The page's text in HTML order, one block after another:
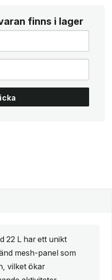
finns i lager
22 L har ett unikt
mesh-panel som
vilket ökar